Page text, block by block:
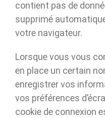
contient pas de
supprimé
votre navigateur.
Lorsque vous vous
en place un certain
enregistrer vos
vos préférences
cookie de connexion